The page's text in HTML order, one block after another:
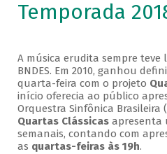
Temporada
A música erudita sempre
BNDES. Em 2010, ganhou
quarta-feira com o projeto
início oferecia ao público
Orquestra Sinfônica Brasileira
Quartas Clássicasapresenta
semanais, contando com
as quartas-feiras às 19h.